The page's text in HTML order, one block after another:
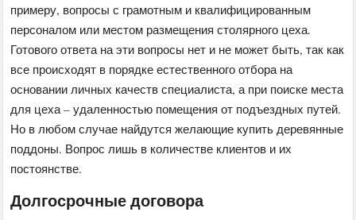
примеру, вопросы с грамотным и квалифицированным
персоналом или местом размещения столярного цеха.
Готового ответа на эти вопросы нет и не может быть, так как
все происходят в порядке естественного отбора на
основании личных качеств специалиста, а при поиске места
для цеха – удаленностью помещения от подъездных путей.
Но в любом случае найдутся желающие купить деревянные
поддоны. Вопрос лишь в количестве клиентов и их
постоянстве.
Долгосрочные договора